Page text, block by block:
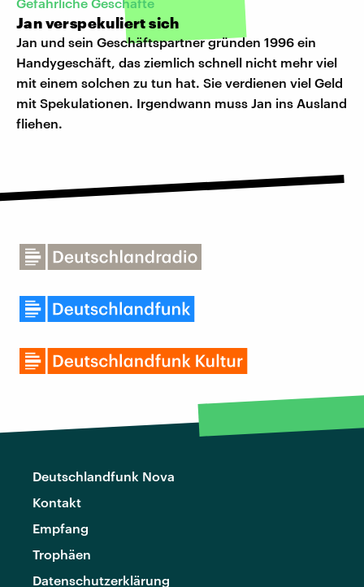
Jan verspekuliert sich
Jan und sein Geschäftspartner gründen 1996 ein
Handygeschäft, das ziemlich schnell nicht mehr viel
mit einem solchen zu tun hat. Sie verdienen viel Geld
mit Spekulationen. Irgendwann muss Jan ins Ausland
fliehen.
Deutschlandfunk Nova
Kontakt
Empfang
Trophäen
Datenschutzerklärung